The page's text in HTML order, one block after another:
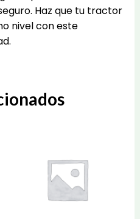
Haz que tu tractor
nivel con este